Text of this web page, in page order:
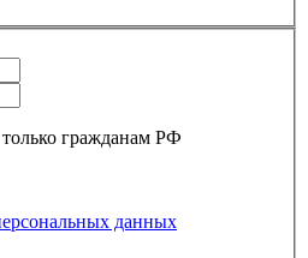
только гражданам РФ
данных